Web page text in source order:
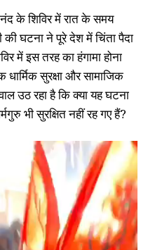
के शिविर में रात के समय
घटना ने पूरे देश में चिंता पैदा
में इस तरह का हंगामा होना
सुरक्षा और सामाजिक
उठ रहा है कि क्या यह घटना
भी सुरक्षित नहीं रह गए हैं?